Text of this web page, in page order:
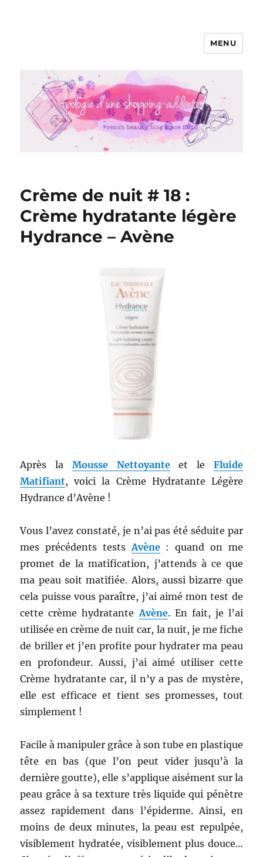
Apologie d'une Shopping-addicte
MENU
Crème de nuit # 18 :
Crème hydratante légère
Hydrance – Avène
Après la Mousse Nettoyanteet le Fluide
Matifiant, voici la Crème Hydratante Légère
Hydrance d’Avène !
Vous l’avez constaté, je n’ai pas été séduite par
mes précédents testsAvène: quand on me
promet de la matification, j’attends à ce que
ma peau soit matifiée. Alors, aussi bizarre que
cela puisse vous paraître, j’ai aimé mon test de
cette crème hydratanteAvène. En fait, je l’ai
utilisée en crème de nuit car, la nuit, je me fiche
de briller et j’en profite pour hydrater ma peau
en profondeur. Aussi, j’ai aimé utiliser cette
Crème hydratante car, il n’y a pas de mystère,
elle est efficace et tient ses promesses, tout
simplement !
Facile à manipuler grâce à son tube en plastique
tête en bas (que l’on peut vider jusqu’à la
dernière goutte), elle s’applique aisément sur la
peau grâce à sa texture très liquide qui pénètre
assez rapidement dans l’épiderme. Ainsi, en
moins de deux minutes, la peau est repulpée,
visiblement hydratée, visiblement plus douce…